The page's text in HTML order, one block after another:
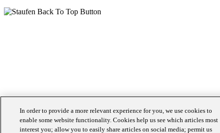
In order to provide a more relevant experience for you, we use cookies to
enable some website functionality. Cookies help us see which articles most
interest you; allow you to easily share articles on social media; permit us